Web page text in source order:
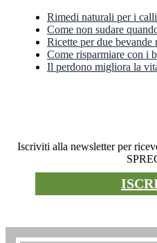
Rimedi naturali per i
Come non sudare
Ricette per due bevande
Come risparmiare con i
Il perdono migliora la
Iscriviti alla newsletter per